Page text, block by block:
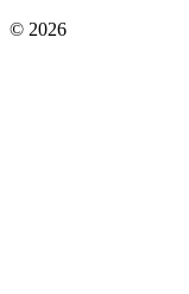
© 2026